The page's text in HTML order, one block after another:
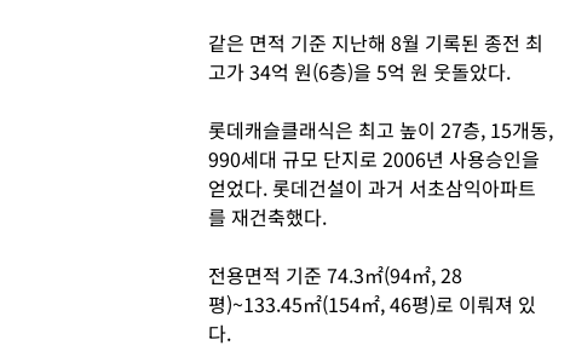
같은 면적 기준 지난해 8월 기록된 종전 최
고가 34억 원(6층)을 5억 원 웃돌았다.
롯데캐슬클래식은 최고 높이 27층, 15개동,
990세대 규모 단지로 2006년 사용승인을
얻었다. 롯데건설이 과거 서초삼익아파트
를 재건축했다.
전용면적 기준 74.3㎡(94㎡, 28
평)~133.45㎡(154㎡, 46평)로 이뤄져 있
다.